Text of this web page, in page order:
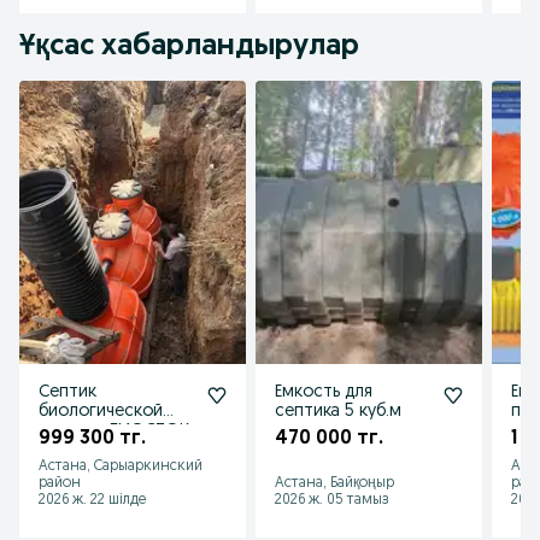
Ұқсас хабарландырулар
Септик
биологической
очистки БИОСТОК
QAZPOLYMER
GROUP
999 300 тг.
Астана, Сарыаркинский
район
2026 ж. 22 шілде
Емкость для
септика 5 куб.м
470 000 тг.
Астана, Байқоңыр
2026 ж. 05 тамыз
1